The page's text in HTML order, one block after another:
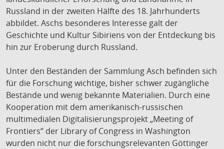
Russland in der zweiten Hälfte des 18. Jahrhunderts
abbildet. Aschs besonderes Interesse galt der
Geschichte und Kultur Sibiriens von der Entdeckung bis
hin zur Eroberung durch Russland.
Unter den Beständen der Sammlung Asch befinden sich
für die Forschung wichtige, bisher schwer zugängliche
Bestände und wenig bekannte Materialien. Durch eine
Kooperation mit dem amerikanisch-russischen
multimedialen Digitalisierungsprojekt „Meeting of
Frontiers“ der Library of Congress in Washington
wurden nicht nur die forschungsrelevanten Göttinger